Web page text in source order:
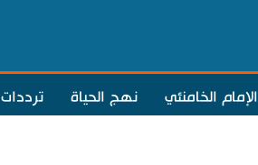
الإمام الخامنئي نهج الحياة ترددات